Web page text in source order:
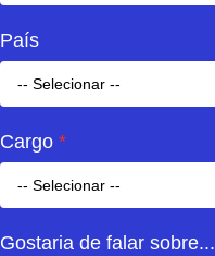
País
Cargo
Gostaria de falar sobre...